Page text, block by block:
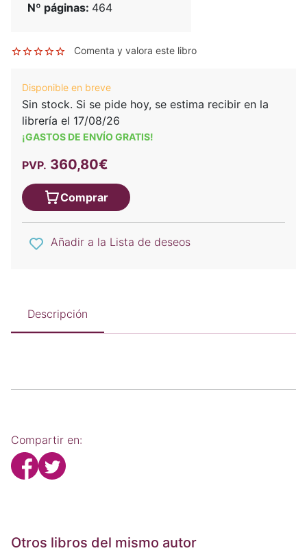
Nº páginas: 464
Comenta y valora este libro
Disponible en breve
Sin stock. Si se pide hoy, se estima recibir en la
librería el 17/08/26
¡GASTOS DE ENVÍO GRATIS!
PVP. 360,80€
Comprar
Añadir a la Lista de deseos
Descripción
Compartir en:
Otros libros del mismo autor